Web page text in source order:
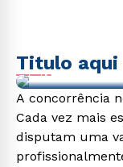
Titulo aqui
Video de
A concorrência
Cada vez mais
disputam uma